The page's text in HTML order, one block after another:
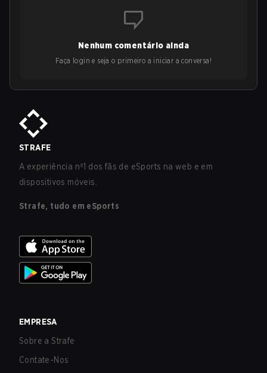
Nenhum comentário ainda
Faça login e seja o primeiro a iniciar a conversa!
STRAFE
A experiência nº1 dos fãs de eSports na web e em
dispositivos móveis.
Strafe, tudo em eSports
EMPRESA
Sobre a Strafe
Contate-Nos